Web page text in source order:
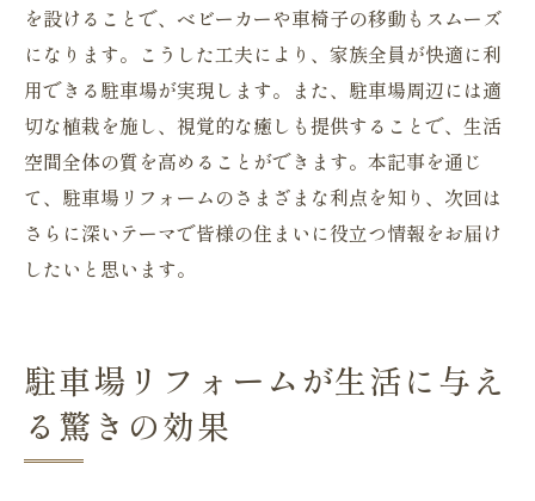
を設けることで、ベビーカーや車椅子の移動もスムーズ
になります。こうした工夫により、家族全員が快適に利
用できる駐車場が実現します。また、駐車場周辺には適
切な植栽を施し、視覚的な癒しも提供することで、生活
空間全体の質を高めることができます。本記事を通じ
て、駐車場リフォームのさまざまな利点を知り、次回は
さらに深いテーマで皆様の住まいに役立つ情報をお届け
したいと思います。
駐車場リフォームが生活に与え
る驚きの効果